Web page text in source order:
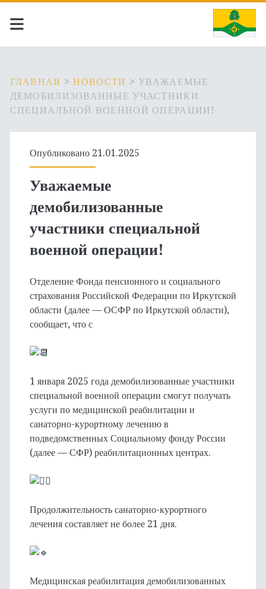
ГЛАВНАЯ >НОВОСТИ > УВАЖАЕМЫЕ
ДЕМОБИЛИЗОВАННЫЕ УЧАСТНИКИ
СПЕЦИАЛЬНОЙ ВОЕННОЙ ОПЕРАЦИИ!
Опубликовано 21.01.2025
Уважаемые
демобилизованные
участники специальной
военной операции!
Отделение Фонда пенсионного и социального
страхования Российской Федерации по Иркутской
области (далее — ОСФР по Иркутской области),
сообщает, что с
1 января 2025 года демобилизованные участники
специальной военной операции смогут получать
услуги по медицинской реабилитации и
санаторно-курортному лечению в
подведомственных Социальному фонду России
(далее — СФР) реабилитационных центрах.
Продолжительность санаторно-курортного
лечения составляет не более 21 дня.
Медицинская реабилитация демобилизованных